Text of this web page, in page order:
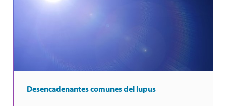
Desencadenantes comunes del lupus